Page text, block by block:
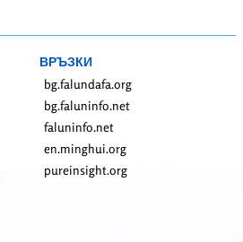
ВРЪЗКИ
bg.falundafa.org
bg.faluninfo.net
faluninfo.net
en.minghui.org
pureinsight.org